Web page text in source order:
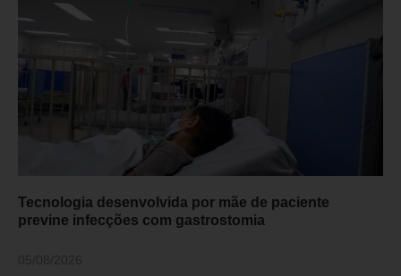
Tecnologia desenvolvida por mãe de paciente
previne infecções com gastrostomia